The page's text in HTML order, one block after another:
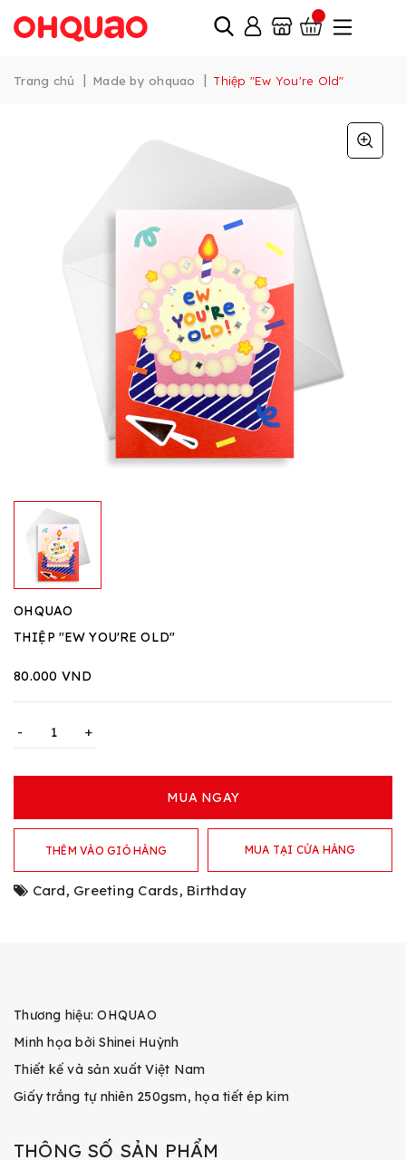
Trang chủ | Made by ohquao | Thiệp "Ew You're Old"
OHQUAO
THIỆP "EW YOU'RE OLD"
80.000 VND
- +
MUA NGAY
THÊM VÀO GIỎ HÀNG MUA TẠI CỬA HÀNG
Card, Greeting Cards, Birthday
Thương hiệu: OHQUAO
Minh họa bởi Shinei Huỳnh
Thiết kế và sản xuất Việt Nam
Giấy trắng tự nhiên 250gsm, họa tiết ép kim
THÔNG SỐ SẢN PHẨM